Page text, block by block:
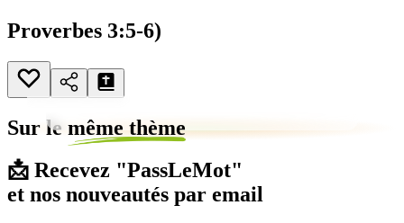
Proverbes 3:5-6)
Sur le même thème
📩 Recevez "PassLeMot"
et nos nouveautés par email